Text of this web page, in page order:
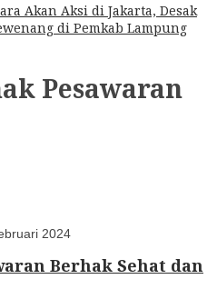
Akan Aksi di Jakarta, Desak
di Pemkab Lampung
Pesawaran
2024
Berhak Sehat dan